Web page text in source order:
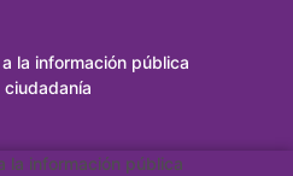
la información pública
la información pública